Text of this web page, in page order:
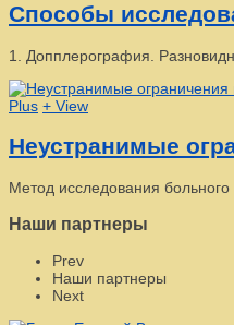
Способы
1. Допплерография.
Plus + View
Неустранимые
Метод исследования больного
Наши партнеры
Prev
Наши партнеры
Next